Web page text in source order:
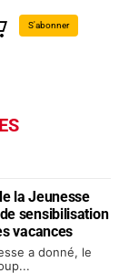
S'abonner
la Jeunesse
sensibilisation
vacances
a donné, le